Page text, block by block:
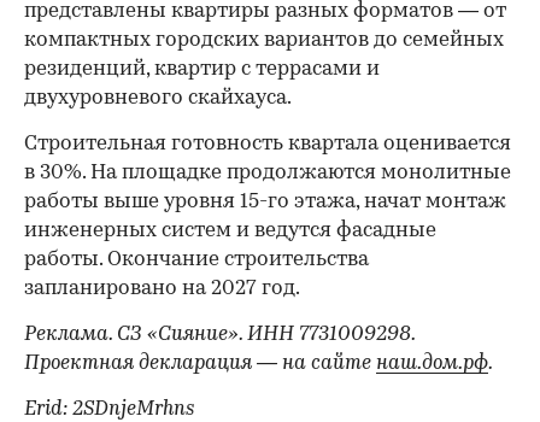
представлены квартиры разных форматов — от
компактных городских вариантов до семейных
резиденций, квартир с террасами и
двухуровневого скайхауса.
Строительная готовность квартала оценивается
в 30%. На площадке продолжаются монолитные
работы выше уровня 15-го этажа, начат монтаж
инженерных систем и ведутся фасадные
работы. Окончание строительства
запланировано на 2027 год.
Реклама. СЗ «Сияние». ИНН 7731009298.
Проектная декларация — на сайте наш.дом.рф.
Erid: 2SDnjeMrhns